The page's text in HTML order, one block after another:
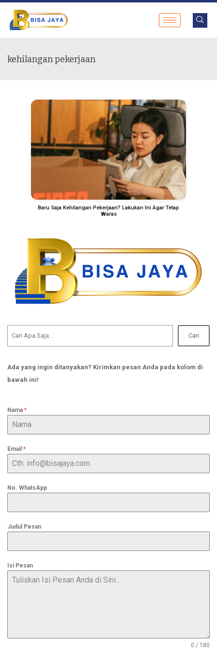
kehilangan pekerjaan
Baru Saja Kehilangan Pekerjaan? Lakukan Ini Agar Tetap
Waras
Cari
Ada yang ingin ditanyakan? Kirimkan pesan Anda pada kolom di
bawah ini!
Nama *
Email *
No. WhatsApp
Judul Pesan
Isi Pesan
0 / 180